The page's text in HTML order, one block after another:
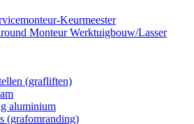
Keurmeester
Monteur Werktuigbouw/Lasser
(grafliften)
aluminium
(grafomranding)